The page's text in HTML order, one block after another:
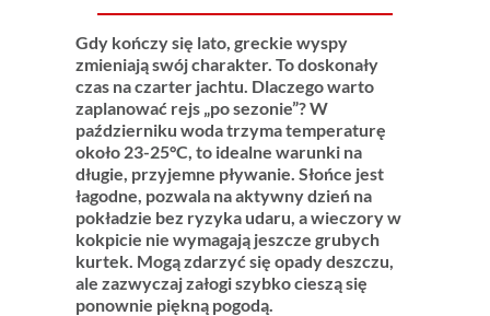
Gdy kończy się lato, greckie wyspy
zmieniają swój charakter. To doskonały
czas na czarter jachtu. Dlaczego warto
zaplanować rejs „po sezonie”?W
październiku woda trzyma temperaturę
około 23-25°C, to idealne warunki na
długie, przyjemne pływanie. Słońce jest
łagodne, pozwala na aktywny dzień na
pokładzie bez ryzyka udaru, a wieczory w
kokpicie nie wymagają jeszcze grubych
kurtek. Mogą zdarzyć się opady deszczu,
ale zazwyczaj załogi szybko cieszą się
ponownie piękną pogodą.